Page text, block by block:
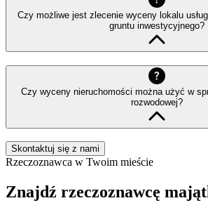
Czy możliwe jest zlecenie wyceny lokalu
gruntu inwestycyjnego?
Czy wyceny nieruchomości można użyć w
rozwodowej?
Skontaktuj się z nami
Rzeczoznawca w Twoim mieście
Znajdź rzeczoznawcę